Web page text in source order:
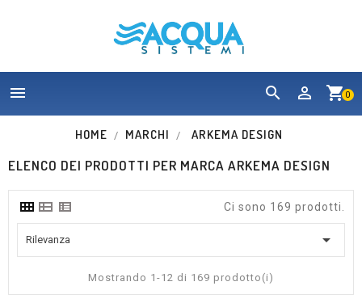
shopping_cart0
 
HOME MARCHI ARKEMA DESIGN
ELENCO DEI PRODOTTI PER MARCA ARKEMA DESIGN
Ci sono 169 prodotti.
Rilevanza 
Mostrando 1-12 di 169 prodotto(i)